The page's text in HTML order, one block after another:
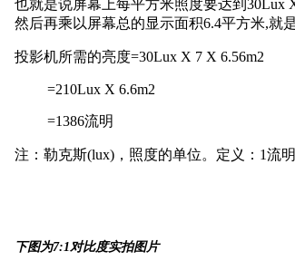
也就是说屏幕上每平方米照度要达到 30Lux
然后再乘以屏幕总的显示面积6.4平方米,就
投影机所需的亮度=30Lux X 7 X 6.56m2
=210Lux X 6.6m2
=1386流明
注：勒克斯(lux)，照度的单位。定义：1流
下图为7:1对比度实拍图片